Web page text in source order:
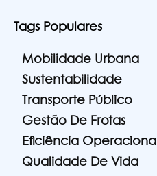
Tags Populares
Mobilidade Urbana
Sustentabilidade
Transporte Público
Gestão De Frotas
Eficiência Operacional
Qualidade De Vida